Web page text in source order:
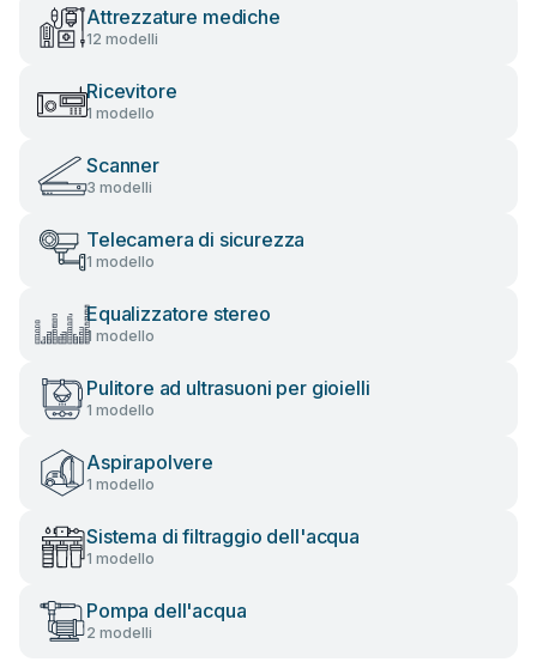
Attrezzature mediche
12 modelli
Ricevitore
1 modello
Scanner
3 modelli
Telecamera di sicurezza
1 modello
Equalizzatore stereo
1 modello
Pulitore ad ultrasuoni per gioielli
1 modello
Aspirapolvere
1 modello
Sistema di filtraggio dell'acqua
1 modello
Pompa dell'acqua
2 modelli